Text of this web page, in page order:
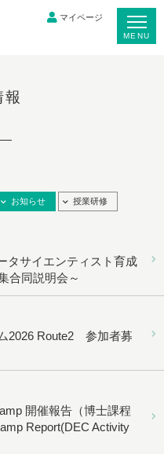
マイページ
報
お知らせ 授業研修
タサイエンティスト育成
合同説明会～
2026 Route2 参加者募
開催報告（博士課程
Report(DEC Activity
MENU